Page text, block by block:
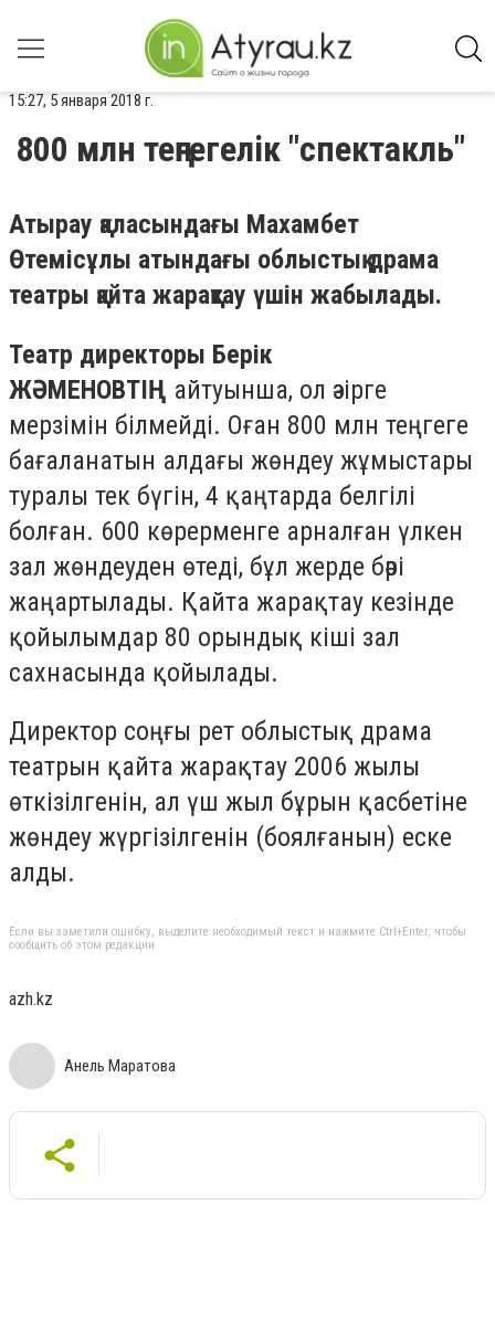
15:27, 5 января 2018 г.
800 млн теңгегелік "спектакль"
Атырау қаласындағы Махамбет
Өтемісұлы атындағы облыстық драма
театры қайта жарақтау үшін жабылады.
Театр директоры Берік
ЖӘМЕНОВТІҢ айтуынша, ол әзірге
мерзімін білмейді. Оған 800 млн теңгеге
бағаланатын алдағы жөндеу жұмыстары
туралы тек бүгін, 4 қаңтарда белгілі
болған. 600 көрерменге арналған үлкен
зал жөндеуден өтеді, бұл жерде бәрі
жаңартылады. Қайта жарақтау кезінде
қойылымдар 80 орындық кіші зал
сахнасында қойылады.
Директор соңғы рет облыстық драма
театрын қайта жарақтау 2006 жылы
өткізілгенін, ал үш жыл бұрын қасбетіне
жөндеу жүргізілгенін (боялғанын) еске
алды.
Если вы заметили ошибку, выделите необходимый текст и нажмите Ctrl+Enter, чтобы
сообщить об этом редакции
azh.kz
Анель Маратова